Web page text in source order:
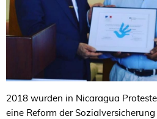
2018 wurden in Nicaragua
eine Reform der